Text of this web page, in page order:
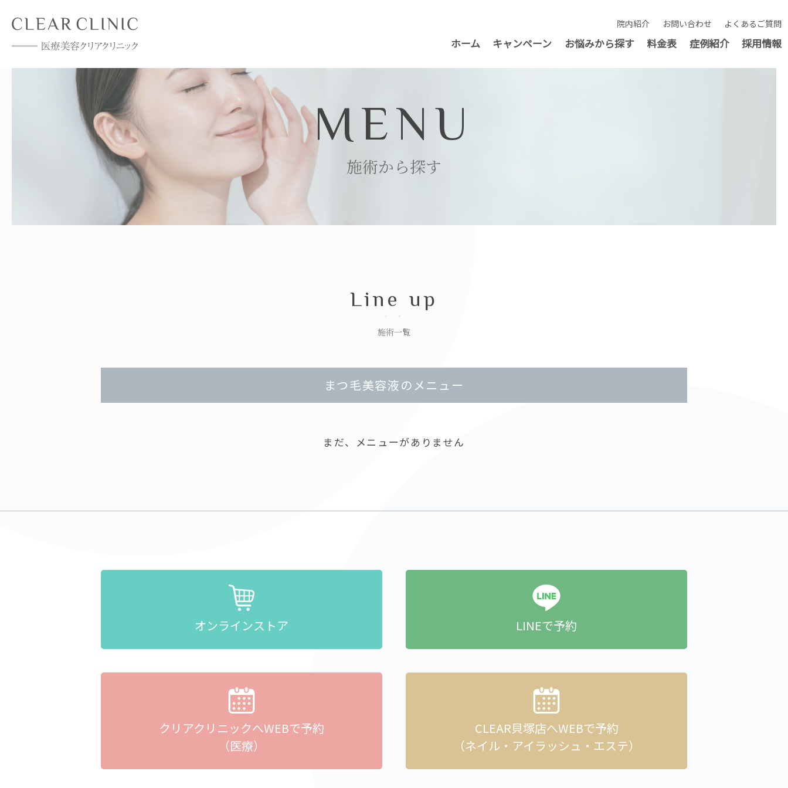
院内紹介 お問い合わせ よくあるご質問
ホーム キャンペーン お悩みから探す 料金表 症例紹介 採用情報
MENU
施術から探す
Line up
施術一覧
まつ毛美容液のメニュー
まだ、メニューがありません
オンラインストア LINEで予約
クリアクリニックへWEBで予約
（医療）
CLEAR貝塚店へWEBで予約
（ネイル・アイラッシュ・エステ）